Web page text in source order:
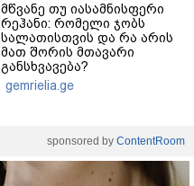
მწვანე თუ იასამნისფერი
რეჰანი: რომელი ჯობს
სალათისთვის და რა არის
მათ შორის მთავარი
განსხვავება?
gemrielia.ge
sponsored by ContentRoom